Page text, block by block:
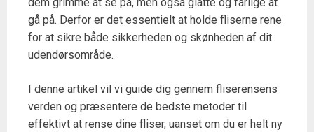
dem grimme at se på, men også glatte og farlige at
gå på. Derfor er det essentielt at holde fliserne rene
for at sikre både sikkerheden og skønheden af dit
udendørsområde.
I denne artikel vil vi guide dig gennem fliserensens
verden og præsentere de bedste metoder til
effektivt at rense dine fliser, uanset om du er helt ny